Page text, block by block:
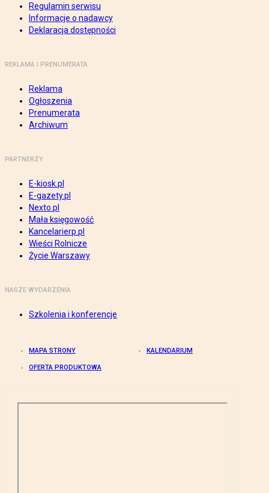
Regulamin serwisu
Informacje o nadawcy
Deklaracja dostępności
REKLAMA I PRENUMERATA
Reklama
Ogłoszenia
Prenumerata
Archiwum
PARTNERZY
E-kiosk.pl
E-gazety.pl
Nexto.pl
Mała księgowość
Kancelarierp.pl
Wieści Rolnicze
Życie Warszawy
NASZE WYDARZENIA
Szkolenia i konferencje
MAPA STRONY KALENDARIUM
OFERTA PRODUKTOWA